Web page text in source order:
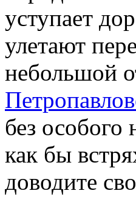
уступает
улетают
небольшой
без особого
как бы
доводите